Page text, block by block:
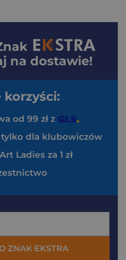
na dostawie!
korzyści:
od 99 zł z
dla klubowiczów
Ladies za 1 zł
ZNAK EKSTRA